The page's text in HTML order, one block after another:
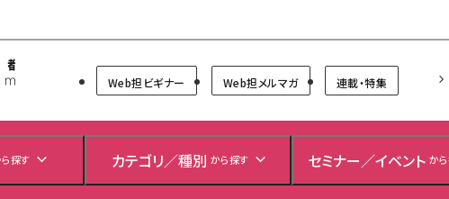
Web担当者Forum
Web担ビギナー Web担メルマガ 連載・特集
探す カテゴリ／種別 から探す セミナー／イベント か
＼ 読者アンケートにご協力ください ／
7月24日で創刊20周年。ご回答者には抽選でプレゼントを